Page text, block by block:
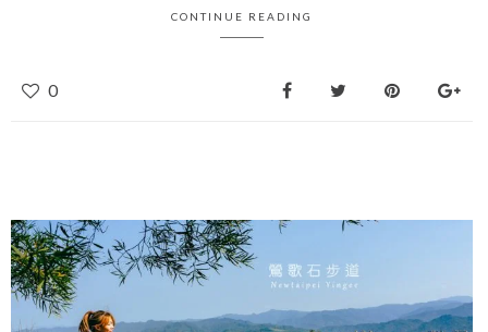
CONTINUE READING
0